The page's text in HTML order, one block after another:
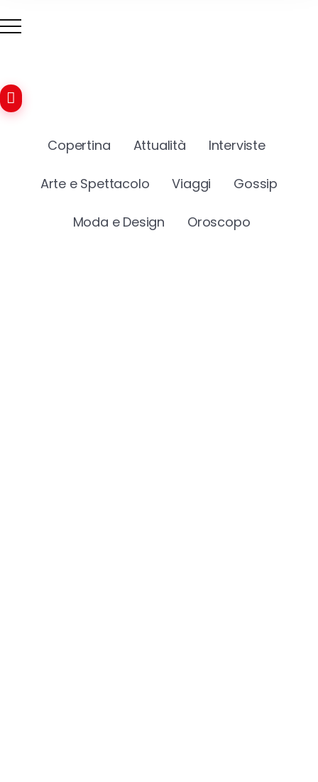
Copertina Attualità Interviste
Arte e Spettacolo Viaggi Gossip
Moda e Design Oroscopo